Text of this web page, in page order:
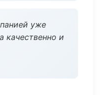
уже
качественно и